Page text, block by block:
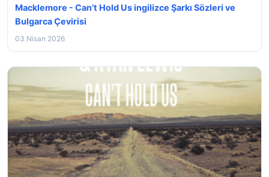
Macklemore - Can’t Hold Us ingilizce Şarkı Sözleri ve
Bulgarca Çevirisi
03 Nisan 2026